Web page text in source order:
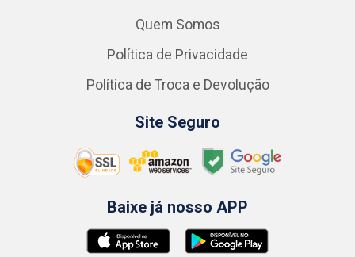
Quem Somos
Política de Privacidade
Política de Troca e Devolução
Site Seguro
Baixe já nosso APP